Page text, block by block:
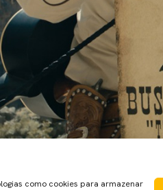
como cookies para armazenar
a fronteira americana,